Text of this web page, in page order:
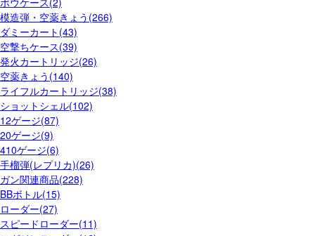
模造弾・空薬きょう(266)
ダミーカート(43)
空撃ちケース(39)
発火カートリッジ(26)
空薬きょう(140)
ライフルカートリッジ(38)
ショットシェル(102)
12ゲージ(87)
20ゲージ(9)
410ゲージ(6)
手榴弾(レプリカ)(26)
ガン関連商品(228)
BBボトル(15)
ローダー(27)
スピードローダー(11)